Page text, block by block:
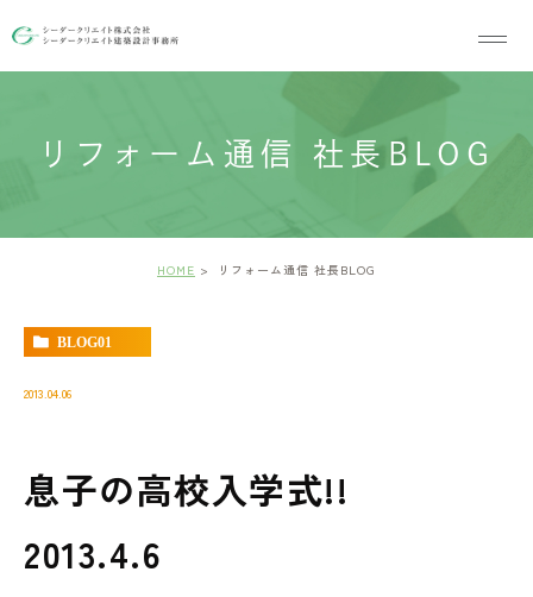
リフォーム通信 社長BLOG
HOME リフォーム通信 社長BLOG
BLOG01
2013.04.06
息子の高校入学式!!
2013.4.6